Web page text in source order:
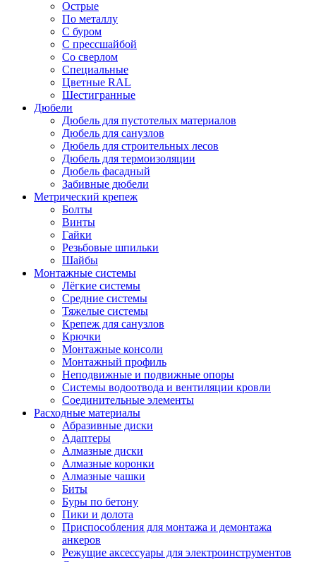
Острые
По металлу
С буром
С прессшайбой
Со сверлом
Специальные
Цветные RAL
Шестигранные
Дюбели
Дюбель для пустотелых материалов
Дюбель для санузлов
Дюбель для строительных лесов
Дюбель для термоизоляции
Дюбель фасадный
Забивные дюбели
Метрический крепеж
Болты
Винты
Гайки
Резьбовые шпильки
Шайбы
Монтажные системы
Лёгкие системы
Средние системы
Тяжелые системы
Крепеж для санузлов
Крючки
Монтажные консоли
Монтажный профиль
Неподвижные и подвижные опоры
Системы водоотвода и вентиляции кровли
Соединительные элементы
Расходные материалы
Абразивные диски
Адаптеры
Алмазные диски
Алмазные коронки
Алмазные чашки
Биты
Буры по бетону
Пики и долота
Приспособления для монтажа и демонтажа
анкеров
Режущие аксессуары для электроинструментов